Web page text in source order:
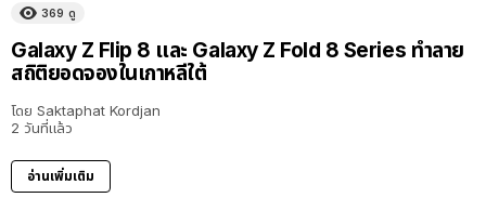
369 ดู
Galaxy Z Flip 8 และ Galaxy Z Fold 8 Series ทำลาย
สถิติยอดจองในเกาหลีใต้
โดย Saktaphat Kordjan
2 วันที่แล้ว
อ่านเพิ่มเติม